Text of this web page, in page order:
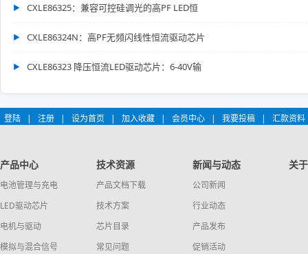
CXLE86325：兼容可控硅调光的高PF LED恒
CXLE86324N：高PF无频闪线性恒流驱动芯片
CXLE86323 降压恒流LED驱动芯片：6-40V输
登陆 | 注册 | 设为首页 | 加入收藏 | 会员中心 | 我要投稿 | 汇款资料
产品中心
电池管理与充电
LED驱动芯片
电机与驱动
模拟与混合信号
技术资源
产品文档下载
技术方案
芯片目录
常见问题
新闻与动态
公司新闻
行业动态
产品发布
促销活动
关